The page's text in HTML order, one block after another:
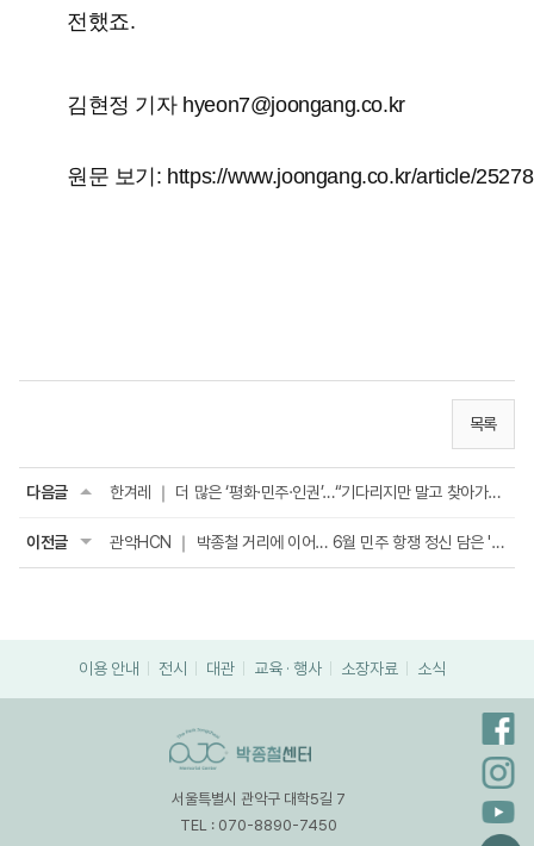
전했죠.
김현정 기자 hyeon7@joongang.co.kr
원문 보기: https://www.joongang.co.kr/article/
목록
다음글 한겨레 ｜ 더 많은 ‘평화·민주·인권’…“기다리지만 말고 찾아가세요” (2024.08....
이전글 관악HCN ｜ 박종철 거리에 이어… 6월 민주 항쟁 정신 담은 '박종철 센터' (2023.10....
이용 안내 전시 대관 교육 · 행사 소장자료 소식
서울특별시 관악구 대학5길 7
TEL : 070-8890-7450